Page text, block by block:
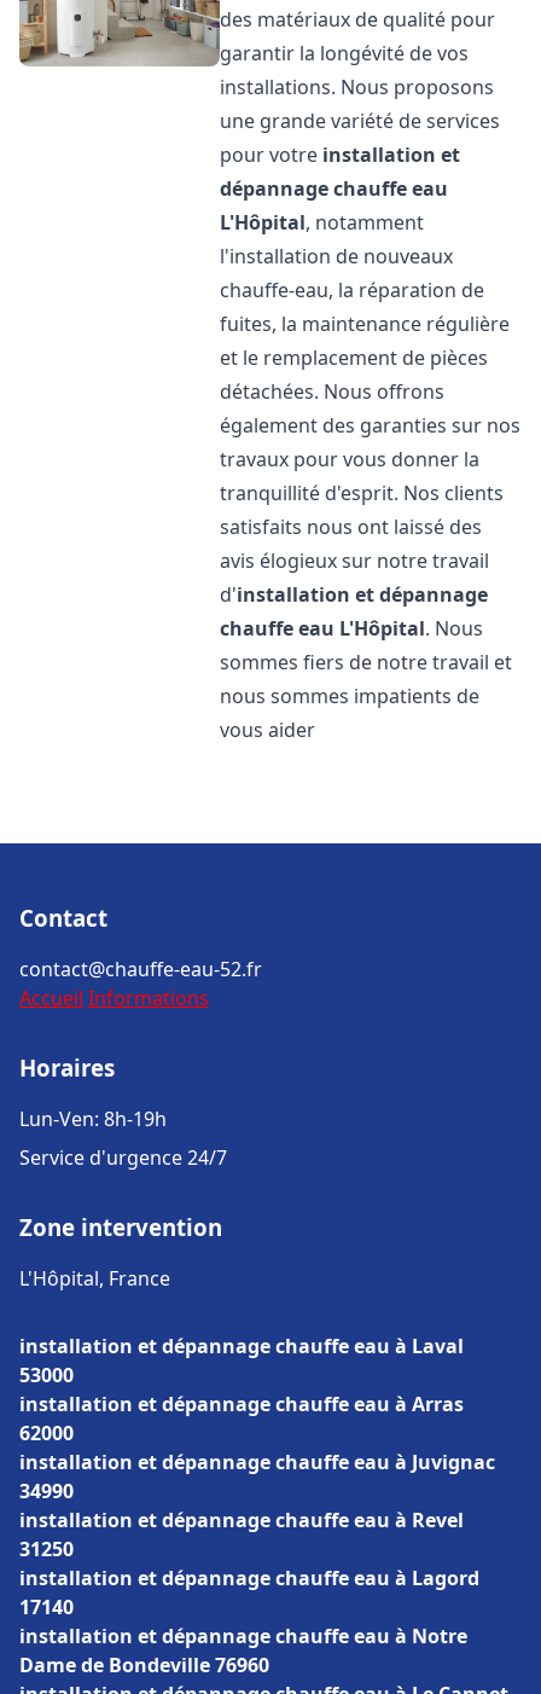
des matériaux de qualité pour
garantir la longévité de vos
installations. Nous proposons
une grande variété de services
pour votre installation et
dépannage chauffe eau
L'Hôpital, notamment
l'installation de nouveaux
chauffe-eau, la réparation de
fuites, la maintenance régulière
et le remplacement de pièces
détachées. Nous offrons
également des garanties sur nos
travaux pour vous donner la
tranquillité d'esprit. Nos clients
satisfaits nous ont laissé des
avis élogieux sur notre travail
d'installation et dépannage
chauffe eau L'Hôpital. Nous
sommes fiers de notre travail et
nous sommes impatients de
vous aider
Contact
contact@chauffe-eau-52.fr
Accueil Informations
Horaires
Lun-Ven: 8h-19h
Service d'urgence 24/7
Zone intervention
L'Hôpital, France
installation et dépannage chauffe eau à Laval
53000
installation et dépannage chauffe eau à Arras
62000
installation et dépannage chauffe eau à Juvignac
34990
installation et dépannage chauffe eau à Revel
31250
installation et dépannage chauffe eau à Lagord
17140
installation et dépannage chauffe eau à Notre
Dame de Bondeville 76960